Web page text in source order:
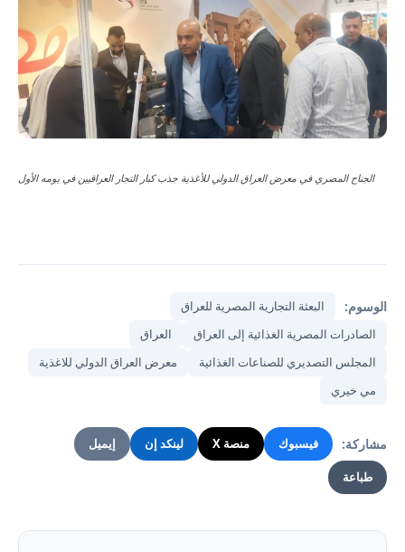
الجناح المصري في معرض العراق الدولي للأغذية جذب كبار التجار العراقيين في يومه الأول
الوسوم:
البعثة التجارية المصرية للعراق
الصادرات المصرية الغذائية إلى العراق
العراق
المجلس التصديري للصناعات الغذائية
معرض العراق الدولي للاغذية
مي خيري
مشاركة: فيسبوك منصة X لينكد إن إيميل
طباعة